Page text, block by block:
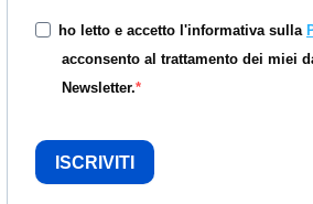
ho letto e accetto l'informativa sulla
acconsento al trattamento dei miei
Newsletter.
ISCRIVITI